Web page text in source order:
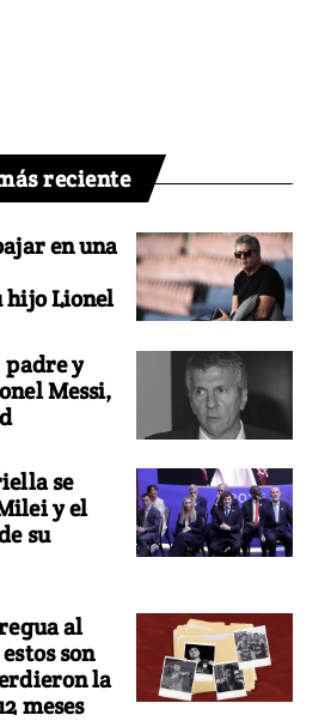
reciente
en una
hijo Lionel
padre y
Messi,
se
y el
su
al
son
la
meses